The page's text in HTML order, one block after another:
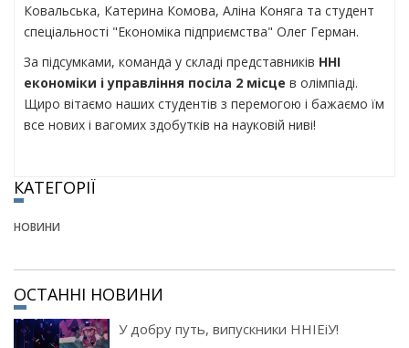
Ковальська, Катерина Комова, Аліна Коняга та студент
спеціальності "Економіка підприємства" Олег Герман.
За підсумками, команда у складі представників ННІ
економіки і управління посіла 2 місце в олімпіаді.
Щиро вітаємо наших студентів з перемогою і бажаємо їм
все нових і вагомих здобутків на науковій ниві!
КАТЕГОРІЇ
НОВИНИ
ОСТАННІ НОВИНИ
У добру путь, випускники ННІЕіУ!